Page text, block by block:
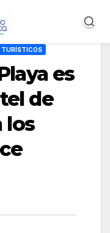
TURÍSTICOS
es
de
los